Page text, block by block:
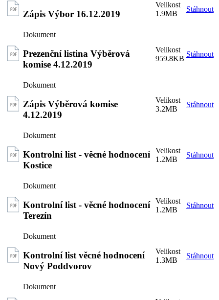
Zápis Výbor 16.12.2019 1.9MB
Stáhnout
Prezenční listina Výběrová
komise 4.12.2019
959.8KB
Stáhnout
Zápis Výběrová komise
4.12.2019
3.2MB
Stáhnout
Kontrolní list - věcné hodnocení
Kostice
1.2MB
Stáhnout
Kontrolní list - věcné hodnocení
Terezín
1.2MB
Stáhnout
Kontrolní list věcné hodnocení
Nový Poddvorov
1.3MB
Stáhnout